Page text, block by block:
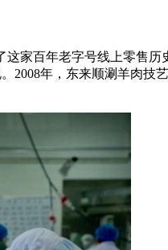
家百年老字号线上零售历
2008年，东来顺涮羊肉技